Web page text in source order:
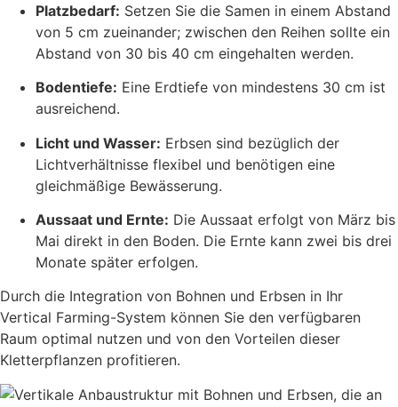
Platzbedarf: Setzen Sie die Samen in einem Abstand
von 5 cm zueinander; zwischen den Reihen sollte ein
Abstand von 30 bis 40 cm eingehalten werden.
Bodentiefe: Eine Erdtiefe von mindestens 30 cm ist
ausreichend.
Licht und Wasser: Erbsen sind bezüglich der
Lichtverhältnisse flexibel und benötigen eine
gleichmäßige Bewässerung.
Aussaat und Ernte: Die Aussaat erfolgt von März bis
Mai direkt in den Boden. Die Ernte kann zwei bis drei
Monate später erfolgen.
Durch die Integration von Bohnen und Erbsen in Ihr
Vertical Farming-System können Sie den verfügbaren
Raum optimal nutzen und von den Vorteilen dieser
Kletterpflanzen profitieren.